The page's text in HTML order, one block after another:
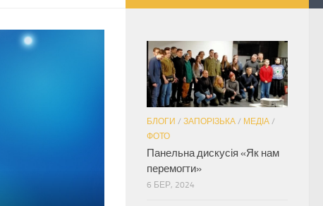
БЛОГИ / ЗАПОРІЗЬКА / МЕДІА /
ФОТО
Панельна дискусія «Як нам
перемогти»
6 БЕР, 2024